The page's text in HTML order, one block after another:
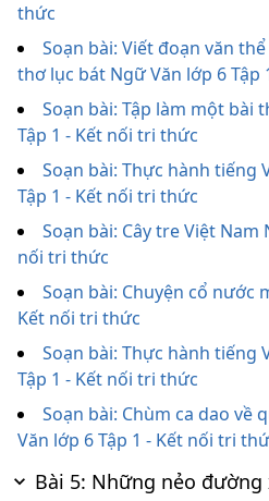
thức
Soạn bài: Viết đoạn văn
thơ lục bát Ngữ Văn lớp 6 Tập
Soạn bài: Tập làm một bài
Tập 1 - Kết nối tri thức
Soạn bài: Thực hành tiếng
Tập 1 - Kết nối tri thức
Soạn bài: Cây tre Việt Nam
nối tri thức
Soạn bài: Chuyện cổ nước
Kết nối tri thức
Soạn bài: Thực hành tiếng
Tập 1 - Kết nối tri thức
Soạn bài: Chùm ca dao về
Văn lớp 6 Tập 1 - Kết nối tri
Bài 5: Những nẻo đường